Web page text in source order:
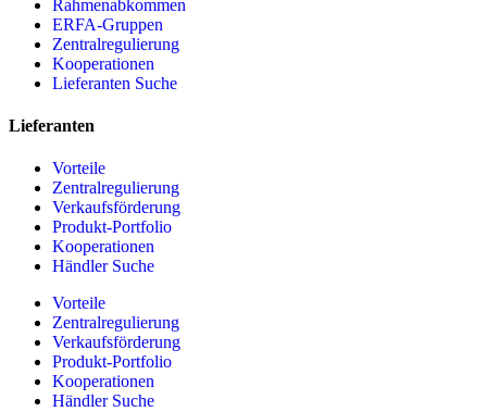
Rahmenabkommen
ERFA-Gruppen
Zentralregulierung
Kooperationen
Lieferanten Suche
Lieferanten
Vorteile
Zentralregulierung
Verkaufsförderung
Produkt-Portfolio
Kooperationen
Händler Suche
Vorteile
Zentralregulierung
Verkaufsförderung
Produkt-Portfolio
Kooperationen
Händler Suche